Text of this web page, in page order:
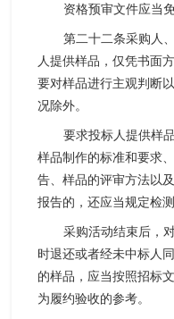
资格预审文件应当
第二十二条采购人
人提供样品，仅凭书面
要对样品进行主观判断
况除外。
要求投标人提供样
样品制作的标准和要求
告、样品的评审方法以
报告的，还应当规定检
采购活动结束后，
时退还或者经未中标人
的样品，应当按照招标
为履约验收的参考。